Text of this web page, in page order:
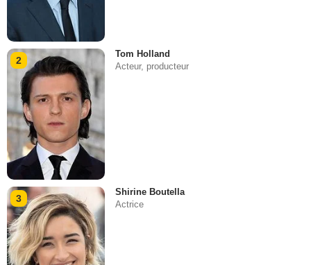
2
Tom Holland
Acteur, producteur
3
Shirine Boutella
Actrice